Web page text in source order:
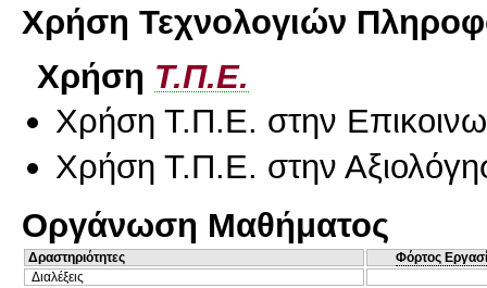
Χρήση Τεχνολογιών
Χρήση Τ.Π.Ε.
Χρήση Τ.Π.Ε. στην
Χρήση Τ.Π.Ε. στην
Οργάνωση Μαθήματος
Δραστηριότητες
Φόρτος
Διαλέξεις